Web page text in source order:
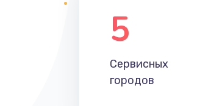
5
Сервисных
городов